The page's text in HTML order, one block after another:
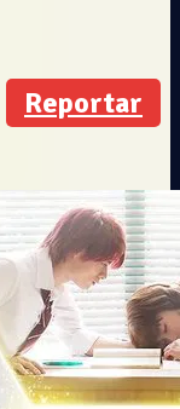
Reportar